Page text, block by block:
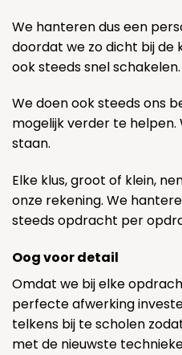
We hanteren dus een
doordat we zo dicht bij de
ook steeds snel schakelen.
We doen ook steeds ons
mogelijk verder te helpen.
staan.
Elke klus, groot of klein,
onze rekening. We
steeds opdracht per
Oog voor detail
Omdat we bij elke
perfecte afwerking
telkens bij te scholen
met de nieuwste